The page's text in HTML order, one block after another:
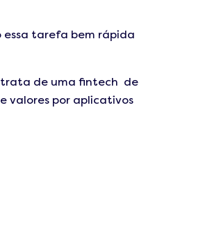
essa tarefa bem rápida
trata de uma fintech de
valores por aplicativos